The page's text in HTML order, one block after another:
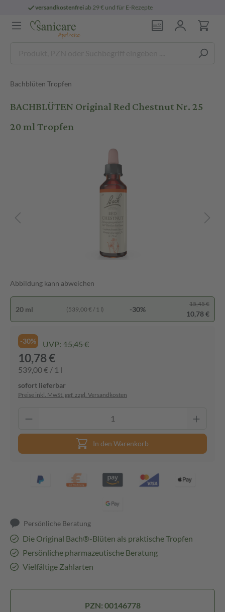
E-Rezepte persönliche
Bachblüten Tropfen
BACHBLÜTEN Original Red Chestnut Nr. 25
20 ml Tropfen
Abbildung kann abweichen
20 ml (539,00 € / 1 l) -30%
15,45 €
10,78 €
-30% UVP: 15,45 €
10,78 €
539,00 € / 1 l
sofort lieferbar
Preise inkl. MwSt. ggf. zzgl. Versandkosten
In den Warenkorb
Persönliche Beratung
Die Original Bach®-Blüten als praktische Tropfen
Persönliche pharmazeutische Beratung
Vielfältige Zahlarten
PZN: 00146778